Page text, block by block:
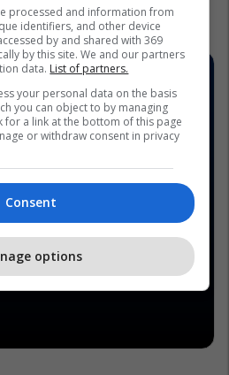
processed and information from
identifiers, and other device
by and shared with 369
by this site. We and our partners
data. List of partners.
your personal data on the basis
you can object to by managing
a link at the bottom of this page
or withdraw consent in privacy
Consent
options